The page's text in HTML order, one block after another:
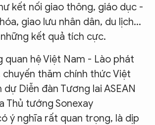
kết nối giao thông, giáo dục -
giao lưu nhân dân, du lịch...
kết quả tích cực.
quan hệ Việt Nam - Lào phát
thăm chính thức Việt
Diễn đàn Tương lai ASEAN
Thủ tướng Sonexay
ý nghĩa rất quan trọng, là dịp